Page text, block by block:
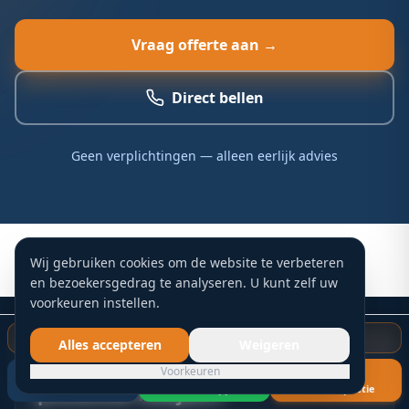
Vraag offerte aan →
Direct bellen
Geen verplichtingen — alleen eerlijk advies
Schade aan uw dak? Of gewoon
preventief nakijken?
Gratis dakinspectie starten
Gratis inspectie
Wij gebruiken cookies om de website te verbeteren
en bezoekersgedrag te analyseren. U kunt zelf uw
voorkeuren instellen.
Alles accepteren
Voorkeuren